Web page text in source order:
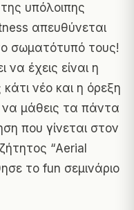
υπόλοιπης
απευθύνεται
σωματότυπό τους!
έχεις είναι η
κάτι νέο και η όρεξη
να μάθεις τα πάντα
που γίνεται στον
“Aerial
το fun σεμινάριο